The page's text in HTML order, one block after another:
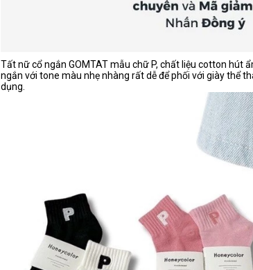
Tất nữ cổ ngắn GOMTAT mẫu chữ P, chất liệu cotton hút
ngắn với tone màu nhẹ nhàng rất dễ để phối với giày thể
dụng.